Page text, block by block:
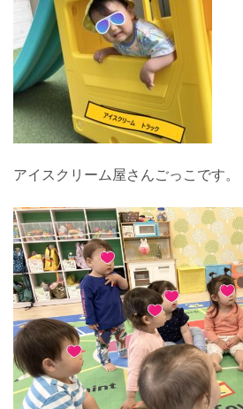
アイスクリーム屋さんごっこです。